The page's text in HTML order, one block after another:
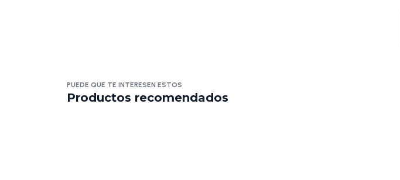
PUEDE QUE TE INTERESEN ESTOS
Productos recomendados